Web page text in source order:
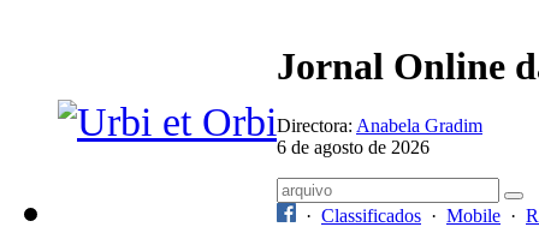
Jornal Online
Directora: Anabela Gradim
6 de agosto de 2026
· Classificados · Mobile ·